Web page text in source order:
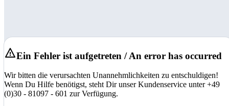
Ein Fehler ist aufgetreten / An error has occurred
Wir bitten die verursachten Unannehmlichkeiten zu entschuldigen!
Wenn Du Hilfe benötigst, steht Dir unser Kundenservice unter +49
(0)30 - 81097 - 601 zur Verfügung.